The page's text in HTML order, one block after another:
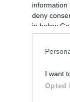
information
deny
in below
I want
Opted